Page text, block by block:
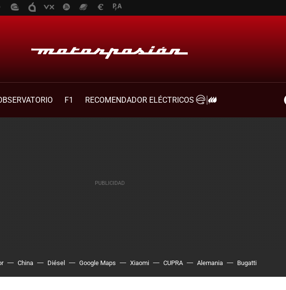
F1 RECOMENDADOR ELÉCTRICOS
China Diésel Google Maps Xiaomi CUPRA Alemania Bugatti